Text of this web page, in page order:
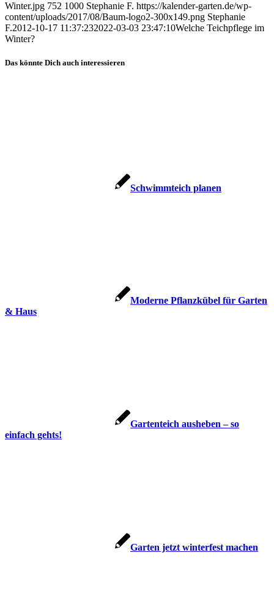
Winter.jpg 752 1000 Stephanie F. https://kalender-garten.de/wp-
content/uploads/2017/08/Baum-logo2-300x149.png Stephanie
F.2012-10-17 11:37:232022-03-03 23:47:10Welche Teichpflege im
Winter?
Das könnte Dich auch interessieren
Schwimmteich planen
Moderne Pflanzkübel für Garten
& Haus
Gartenteich ausheben – so
einfach gehts!
Garten jetzt winterfest machen